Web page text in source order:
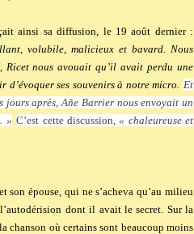
ainsi sa diffusion, le 19 août dernier :
volubile, malicieux et bavard. Nous
Ricet nous avouait qu’il avait perdu une
ses souvenirs à notre micro.
Et
après, Añe Barrier nous envoyait un
» C’est cette discussion,« chaleureuse et
épouse, qui ne s’acheva qu’au milieu
dont il avait le secret. Sur la
chanson où certains sont beaucoup moins